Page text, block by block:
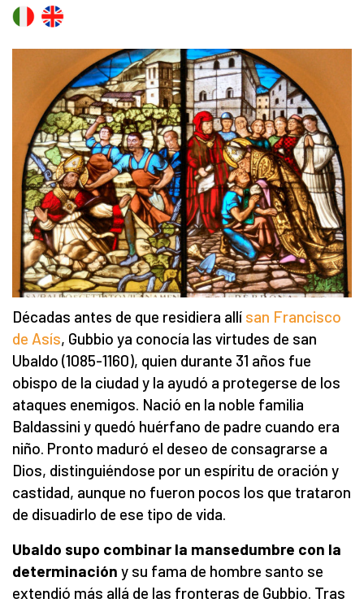
Décadas antes de que residiera allí san Francisco
de Asís, Gubbio ya conocía las virtudes de san
Ubaldo (1085-1160), quien durante 31 años fue
obispo de la ciudad y la ayudó a protegerse de los
ataques enemigos. Nació en la noble familia
Baldassini y quedó huérfano de padre cuando era
niño. Pronto maduró el deseo de consagrarse a
Dios, distinguiéndose por un espíritu de oración y
castidad, aunque no fueron pocos los que trataron
de disuadirlo de ese tipo de vida.
Ubaldo supo combinar la mansedumbre con la
determinación y su fama de hombre santo se
extendió más allá de las fronteras de Gubbio. Tras